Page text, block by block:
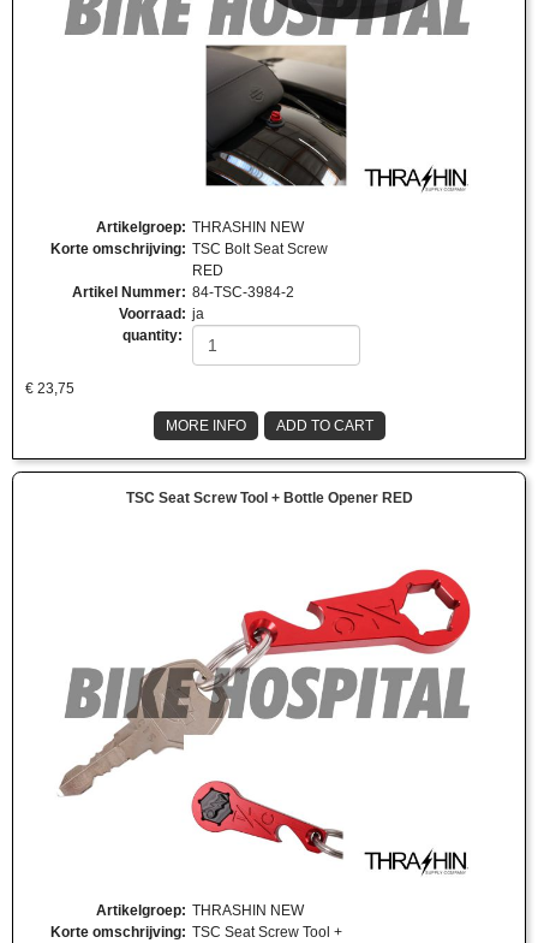
Artikelgroep: THRASHIN NEW
Korte omschrijving: TSC Bolt Seat Screw
RED
Artikel Nummer: 84-TSC-3984-2
Voorraad : ja
quantity:
€ 23,75
MORE INFO ADD TO CART
TSC Seat Screw Tool + Bottle Opener RED
Artikelgroep: THRASHIN NEW
Korte omschrijving: TSC Seat Screw Tool +